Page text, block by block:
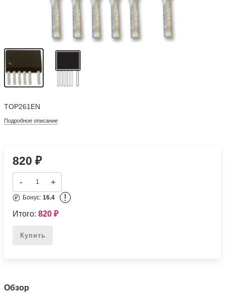
TOP261EN
Подробное описание
820₽
- +
Бонус:16.4 !
Итого:820₽
Купить
Обзор